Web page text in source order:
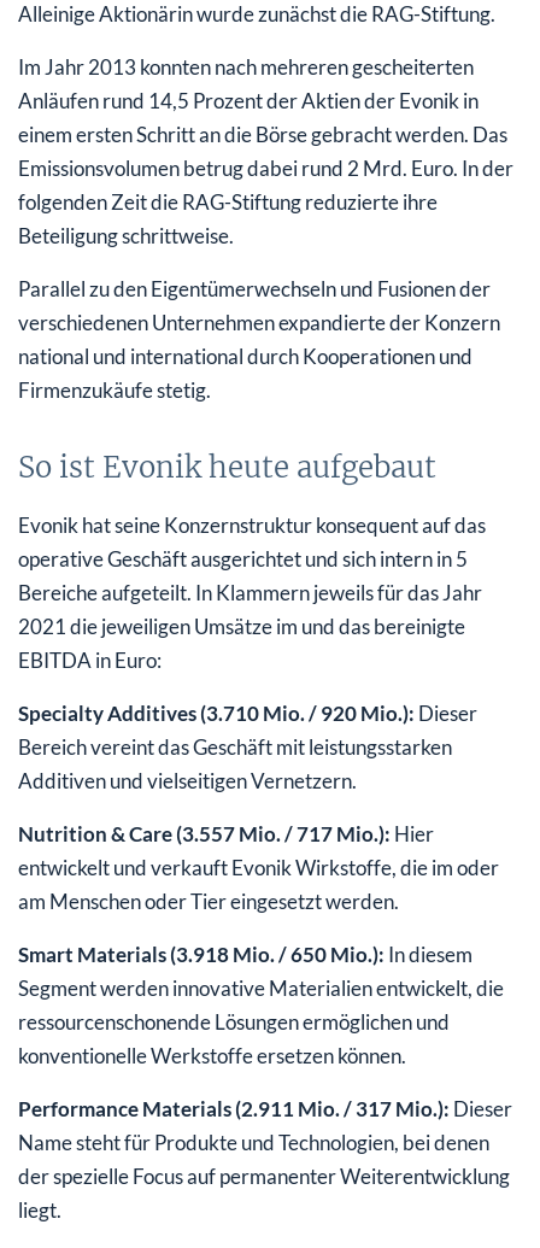
Alleinige Aktionärin wurde zunächst die RAG-Stiftung.
Im Jahr 2013 konnten nach mehreren gescheiterten
Anläufen rund 14,5 Prozent der Aktien der Evonik in
einem ersten Schritt an die Börse gebracht werden. Das
Emissionsvolumen betrug dabei rund 2 Mrd. Euro. In der
folgenden Zeit die RAG-Stiftung reduzierte ihre
Beteiligung schrittweise.
Parallel zu den Eigentümerwechseln und Fusionen der
verschiedenen Unternehmen expandierte der Konzern
national und international durch Kooperationen und
Firmenzukäufe stetig.
So ist Evonik heute aufgebaut
Evonik hat seine Konzernstruktur konsequent auf das
operative Geschäft ausgerichtet und sich intern in 5
Bereiche aufgeteilt. In Klammern jeweils für das Jahr
2021 die jeweiligen Umsätze im und das bereinigte
EBITDA in Euro:
Specialty Additives (3.710 Mio. / 920 Mio.): Dieser
Bereich vereint das Geschäft mit leistungsstarken
Additiven und vielseitigen Vernetzern.
Nutrition & Care (3.557 Mio. / 717 Mio.): Hier
entwickelt und verkauft Evonik Wirkstoffe, die im oder
am Menschen oder Tier eingesetzt werden.
Smart Materials (3.918 Mio. / 650 Mio.): In diesem
Segment werden innovative Materialien entwickelt, die
ressourcenschonende Lösungen ermöglichen und
konventionelle Werkstoffe ersetzen können.
Performance Materials (2.911 Mio. / 317 Mio.): Dieser
Name steht für Produkte und Technologien, bei denen
der spezielle Focus auf permanenter Weiterentwicklung
liegt.